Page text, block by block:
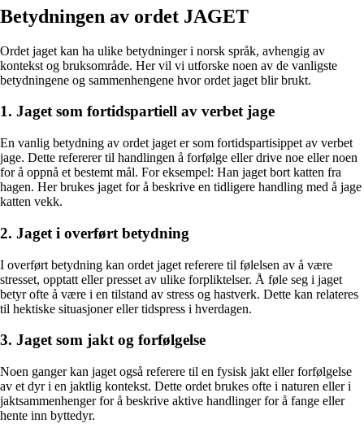
Betydningen av ordet JAGET
Ordet jaget kan ha ulike betydninger i norsk språk, avhengig av
kontekst og bruksområde. Her vil vi utforske noen av de vanligste
betydningene og sammenhengene hvor ordet jaget blir brukt.
1. Jaget som fortidspartiell av verbet jage
En vanlig betydning av ordet jaget er som fortidspartisippet av verbet
jage. Dette refererer til handlingen å forfølge eller drive noe eller noen
for å oppnå et bestemt mål. For eksempel: Han jaget bort katten fra
hagen. Her brukes jaget for å beskrive en tidligere handling med å jage
katten vekk.
2. Jaget i overført betydning
I overført betydning kan ordet jaget referere til følelsen av å være
stresset, opptatt eller presset av ulike forpliktelser. Å føle seg i jaget
betyr ofte å være i en tilstand av stress og hastverk. Dette kan relateres
til hektiske situasjoner eller tidspress i hverdagen.
3. Jaget som jakt og forfølgelse
Noen ganger kan jaget også referere til en fysisk jakt eller forfølgelse
av et dyr i en jaktlig kontekst. Dette ordet brukes ofte i naturen eller i
jaktsammenhenger for å beskrive aktive handlinger for å fange eller
hente inn byttedyr.